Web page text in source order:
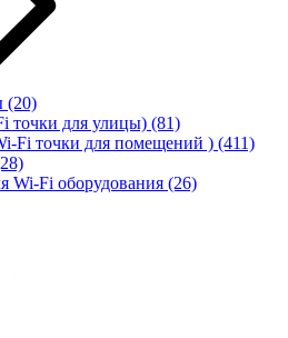
(20)
точки для улицы) (81)
Fi точки для помещений ) (411)
Wi-Fi оборудования (26)